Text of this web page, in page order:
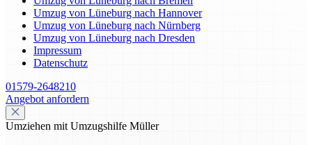
Umzug von Lüneburg nach Hannover
Umzug von Lüneburg nach Nürnberg
Umzug von Lüneburg nach Dresden
Impressum
Datenschutz
01579-2648210
Angebot anfordern
Umziehen mit Umzugshilfe Müller